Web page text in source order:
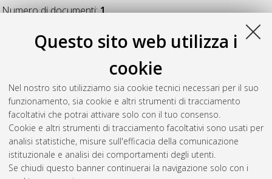
Questo sito web utilizza i
cookie
Nel nostro sito utilizziamo sia cookie tecnici necessari per il suo
funzionamento, sia cookie e altri strumenti di tracciamento
facoltativi che potrai attivare solo con il tuo consenso.
Cookie e altri strumenti di tracciamento facoltativi sono usati per
analisi statistiche, misure sull'efficacia della comunicazione
istituzionale e analisi dei comportamenti degli utenti.
Se chiudi questo banner continuerai la navigazione solo con i
Numero di documenti:1.
roads of the province of Bologna according to D.Lgs. 194/2005.
[Laurea magistrale], Università di Bologna, Corso di Studio in
Civil engineering [LM-DM270]
Questa lista e' stata generata ilThu Aug 6 20:05:54 2026
CEST